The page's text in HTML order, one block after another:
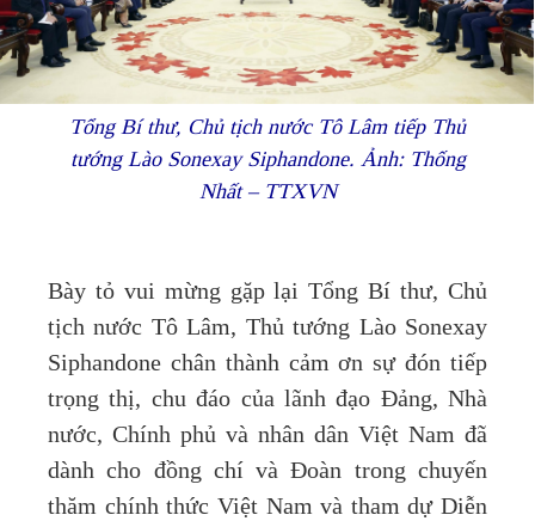
Tổng Bí thư, Chủ tịch nước Tô Lâm tiếp Thủ
tướng Lào Sonexay Siphandone. Ảnh: Thống
Nhất – TTXVN
Bày tỏ vui mừng gặp lại Tổng Bí thư, Chủ
tịch nước Tô Lâm, Thủ tướng Lào Sonexay
Siphandone chân thành cảm ơn sự đón tiếp
trọng thị, chu đáo của lãnh đạo Đảng, Nhà
nước, Chính phủ và nhân dân Việt Nam đã
dành cho đồng chí và Đoàn trong chuyến
thăm chính thức Việt Nam và tham dự Diễn